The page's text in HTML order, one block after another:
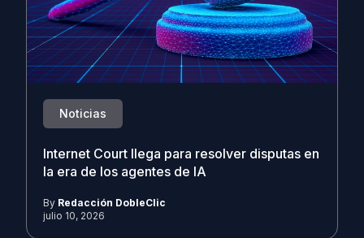
Noticias
Internet Court llega para resolver disputas en
la era de los agentes de IA
By Redacción DobleClic
julio 10, 2026